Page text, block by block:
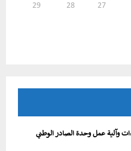
27
28
29